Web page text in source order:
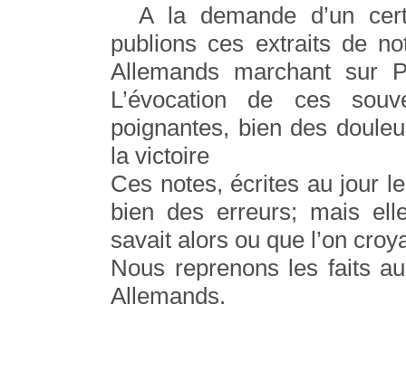
A la demande d’un
publions ces extraits de
Allemands marchant sur
L’évocation de ces
poignantes, bien des
la victoire
Ces notes, écrites au jour
bien des erreurs; mais
savait alors ou que l’on
Nous reprenons les faits
Allemands.